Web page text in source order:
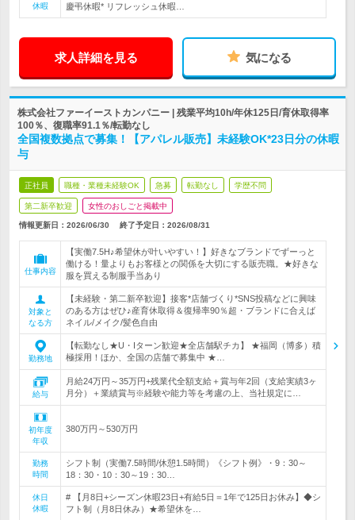
休暇
慶弔休暇* リフレッシュ休暇…
求人詳細を見る 気になる
株式会社ファーイーストカンパニー | 残業平均10h/年休125日/育休取得率
100％、復職率91.1％/転勤なし
全国複数拠点で募集！【アパレル販売】未経験OK*23日分の休暇
与
正社員 職種・業種未経験OK 急募 転勤なし 学歴不問
第二新卒歓迎 女性のおしごと掲載中
情報更新日：2026/06/30 終了予定日： 2026/08/31
仕事内容
【実働7.5H♪希望休が叶いやすい！】好きなブランドでずーっと
働ける！量よりもお客様との関係を大切にする販売職。★好きな
服を買える制服手当あり
対象と
なる方
【未経験・第二新卒歓迎】接客*店舗づくり*SNS投稿などに興味
のある方はぜひ♪産育休取得＆復帰率90％超・ブランドに合えば
ネイル/メイク/髪色自由
勤務地
【転勤なし★U・Iターン歓迎★全店舗駅チカ】 ★福岡（博多）積
極採用！ほか、全国の店舗で募集中 ★…
給与
月給24万円～35万円+残業代全額支給＋賞与年2回（支給実績3ヶ
月分）＋業績賞与※経験や能力等を考慮の上、当社規定に…
初年度
年収
380万円～530万円
勤務
時間
シフト制（実働7.5時間/休憩1.5時間）《シフト例》・9：30～
18：30・10：30～19：30…
休日
休暇
# 【月8日+シーズン休暇23日+有給5日＝1年で125日お休み】◆シ
フト制（月8日休み）★希望休を…